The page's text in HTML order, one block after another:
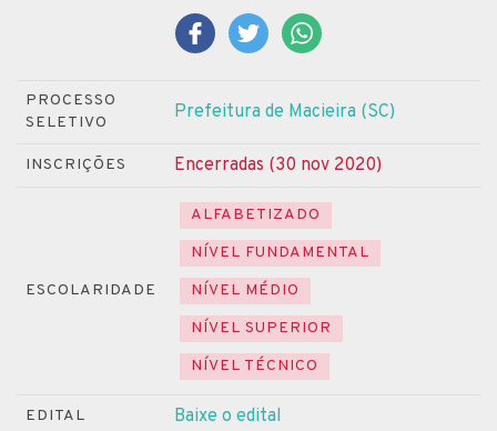
PROCESSO
SELETIVO
Prefeitura de Macieira (SC)
INSCRIÇÕES Encerradas (30 nov 2020)
ESCOLARIDADE
ALFABETIZADO
NÍVEL FUNDAMENTAL
NÍVEL MÉDIO
NÍVEL SUPERIOR
NÍVEL TÉCNICO
EDITAL Baixe o edital